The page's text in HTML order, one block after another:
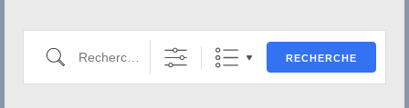
Méditation
Documentation
Recherche
RECHERCHE